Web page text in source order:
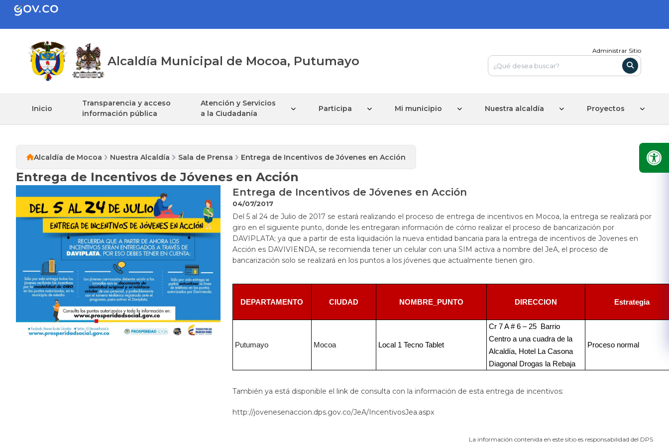
Alcaldía Municipal de Mocoa, Putumayo
Administrar Sitio
Inicio
Transparencia y acceso
información pública
Atención y Servicios
a la Ciudadanía
Participa Mi municipio Nuestra alcaldía Proyectos
Alcaldía de Mocoa Nuestra Alcaldía Sala de Prensa Entrega de Incentivos de Jóvenes en Acción
Entrega de Incentivos de Jóvenes en Acción
Entrega de Incentivos de Jóvenes en Acción
04/07/2017
​​Del 5 al 24 de Julio de 2017 se estará realizando el proceso de entrega de incentivos en Mocoa, la entrega se realizará por
giro en el siguiente punto, donde les entregaran información de cómo realizar el proceso de bancarización por
DAVIPLATA; ya que a partir de esta liquidación la nueva entidad bancaria para la entrega de incentivos de Jovenes en
Acción es DAVIVIENDA, se recomienda tener un celular con una SIM activa a nombre del JeA, el proceso de
bancarización solo se realizará en los puntos a los jóvenes que actualmente tienen giro.​
DEPARTAMENTO CIUDAD NOMBRE_PUNTO DIRECCION Estrategia
Putumayo Mocoa Local 1 Tecno Tablet​
Cr 7 A # 6 – 25 Barrio
Centro a una cuadra de la
Alcaldía, Hotel La Casona
Diagonal Drogas la Rebaja
Proceso normal
​También ya está disponible el link de consulta con la información de esta entrega de incentivos:
http://jovenesenaccion.dps.gov.co/JeA/IncentivosJea.aspx​
La información contenida en este sitio es responsabilidad del DPS